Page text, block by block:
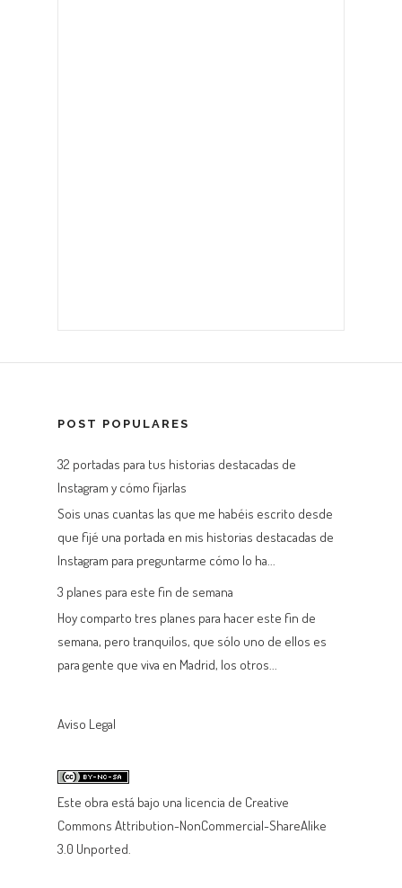
POST POPULARES
32 portadas para tus historias destacadas de
Instagram y cómo fijarlas
Sois unas cuantas las que me habéis escrito desde
que fijé una portada en mis historias destacadas de
Instagram para preguntarme cómo lo ha...
3 planes para este fin de semana
Hoy comparto tres planes para hacer este fin de
semana, pero tranquilos, que sólo uno de ellos es
para gente que viva en Madrid, los otros...
Aviso Legal
Este obra está bajo una licencia de Creative
Commons Attribution-NonCommercial-ShareAlike
3.0 Unported